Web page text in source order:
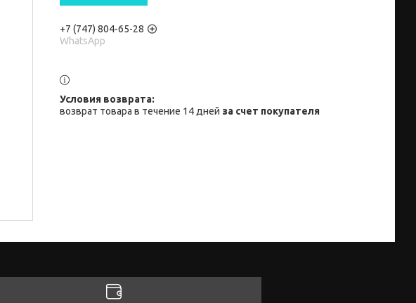
+7 (747) 804-65-28
WhatsApp
возврат товара в течение 14 дней за счет покупателя